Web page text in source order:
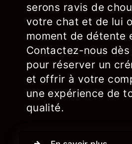
serons ravis de
votre chat et de lui
moment de détente
Contactez-nous
pour réserver un
et offrir à votre
une expérience de
qualité.